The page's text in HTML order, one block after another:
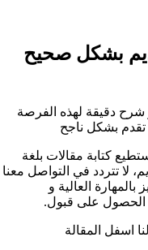
بشكل صحيح
شرح دقيقة لهذه الفرصة
تقدم بشكل ناجح
كتابة مقالات بلغة
لا تتردد في التواصل معنا
العالية و
الحصول على قبول.
اسفل المقالة